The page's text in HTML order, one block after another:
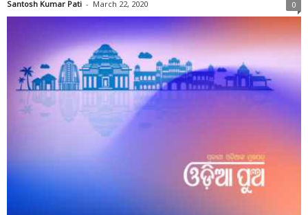
Santosh Kumar Pati - March 22, 2020 0